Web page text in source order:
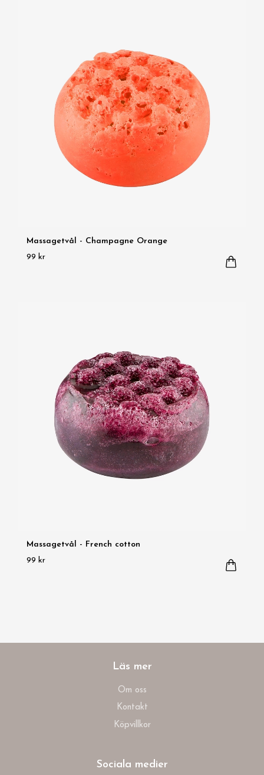
Massagetvål - Champagne Orange
99 kr
Massagetvål - French cotton
99 kr
Läs mer
Om oss
Kontakt
Köpvillkor
Sociala medier